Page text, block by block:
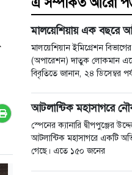
মালয়েশিয়ায় এক বছরে
মালয়েশিয়ান ইমিগ্রেশন
(অপারেশন) দাতুক লোকমান
বিবৃতিতে জানান, ২৪ ডিসেম্বর
আটলান্টিক মহাসাগরে
স্পেনের ক্যানারি দ্বীপপুঞ্জের
আটলান্টিক মহাসাগরে একটি
গেছে। এতে ১৫০ জনের